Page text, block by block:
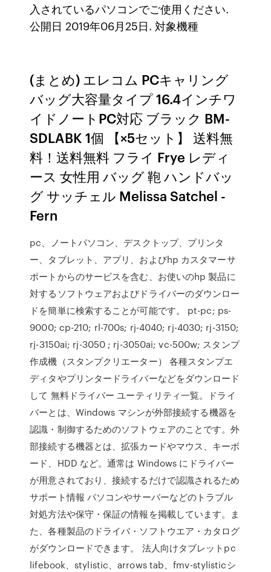
入されているパソコンでご使用ください.
公開日 2019年06月25日. 対象機種
(まとめ) エレコム PCキャリング
バッグ大容量タイプ 16.4インチワ
イドノートPC対応 ブラック BM-
SDLABK 1個 【×5セット】 送料無
料！送料無料 フライ Frye レディ
ース 女性用 バッグ 鞄 ハンドバッ
グ サッチェル Melissa Satchel -
Fern
pc、ノートパソコン、デスクトップ、プリンタ
ー、タブレット、アプリ、およびhp カスタマーサ
ポートからのサービスを含む、お使いのhp 製品に
対するソフトウェアおよびドライバーのダウンロー
ドを簡単に検索することが可能です。 pt-pc; ps-
9000; cp-210; rl-700s; rj-4040; rj-4030; rj-3150;
rj-3150ai; rj-3050 ; rj-3050ai; vc-500w; スタンプ
作成機（スタンプクリエーター） 各種スタンプエ
ディタやプリンタードライバーなどをダウンロード
して 無料ドライバー ユーティリティ一覧。ドライ
バーとは、Windows マシンが外部接続する機器を
認識・制御するためのソフトウェアのことです。外
部接続する機器とは、拡張カードやマウス、キーボ
ード、HDD など。通常は Windows にドライバー
が用意されており、接続するだけで認識されるため
サポート情報 パソコンやサーバーなどのトラブル
対処方法や保守・保証の情報を掲載しています。ま
た、各種製品のドライバ・ソフトウエア・カタログ
がダウンロードできます。 法人向けタブレットpc
lifebook、stylistic、arrows tab、fmv-stylisticシ